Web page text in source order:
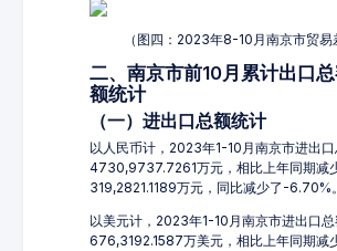
（图四：2023年8-10月南京市贸易
二、南京市前10月累计出口
额统计
（一）进出口总额统计
以人民币计，2023年1-10月南京市进出口
4730,9737.7261万元，相比上年同期减
319,2821.1189万元，同比减少了-6.70%。
以美元计，2023年1-10月南京市进出口总
676,3192.1587万美元，相比上年同期减